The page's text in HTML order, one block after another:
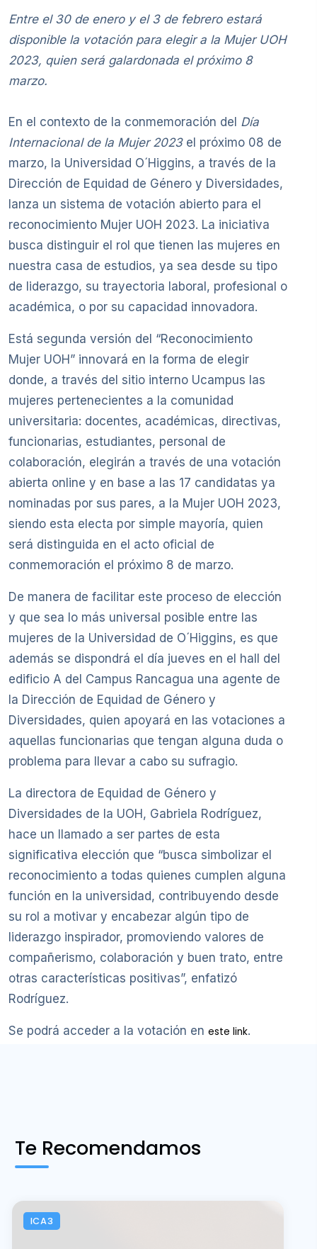
Entre el 30 de enero y el 3 de febrero estará
disponible la votación para elegir a la Mujer UOH
2023, quien será galardonada el próximo 8
marzo.
En el contexto de la conmemoración del Día
Internacional de la Mujer 2023 el próximo 08 de
marzo, la Universidad O´Higgins, a través de la
Dirección de Equidad de Género y Diversidades,
lanza un sistema de votación abierto para el
reconocimiento Mujer UOH 2023. La iniciativa
busca distinguir el rol que tienen las mujeres en
nuestra casa de estudios, ya sea desde su tipo
de liderazgo, su trayectoria laboral, profesional o
académica, o por su capacidad innovadora.
Está segunda versión del “Reconocimiento
Mujer UOH” innovará en la forma de elegir
donde, a través del sitio interno Ucampus las
mujeres pertenecientes a la comunidad
universitaria: docentes, académicas, directivas,
funcionarias, estudiantes, personal de
colaboración, elegirán a través de una votación
abierta online y en base a las 17 candidatas ya
nominadas por sus pares, a la Mujer UOH 2023,
siendo esta electa por simple mayoría, quien
será distinguida en el acto oficial de
conmemoración el próximo 8 de marzo.
De manera de facilitar este proceso de elección
y que sea lo más universal posible entre las
mujeres de la Universidad de O´Higgins, es que
además se dispondrá el día jueves en el hall del
edificio A del Campus Rancagua una agente de
la Dirección de Equidad de Género y
Diversidades, quien apoyará en las votaciones a
aquellas funcionarias que tengan alguna duda o
problema para llevar a cabo su sufragio.
La directora de Equidad de Género y
Diversidades de la UOH, Gabriela Rodríguez,
hace un llamado a ser partes de esta
significativa elección que “busca simbolizar el
reconocimiento a todas quienes cumplen alguna
función en la universidad, contribuyendo desde
su rol a motivar y encabezar algún tipo de
liderazgo inspirador, promoviendo valores de
compañerismo, colaboración y buen trato, entre
otras características positivas”, enfatizó
Rodríguez.
Se podrá acceder a la votación en este link.
Te Recomendamos
ICA3